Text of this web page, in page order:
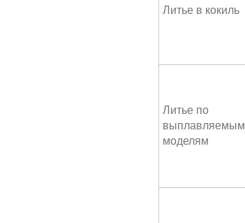
Литье в кокиль
Литье по
выплавляемым
моделям